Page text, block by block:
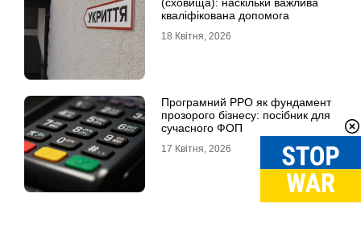
(сховища): наскільки важлива
кваліфікована допомога
18 Квітня, 2026
Програмний РРО як фундамент
прозорого бізнесу: посібник для
сучасного ФОП
17 Квітня, 2026